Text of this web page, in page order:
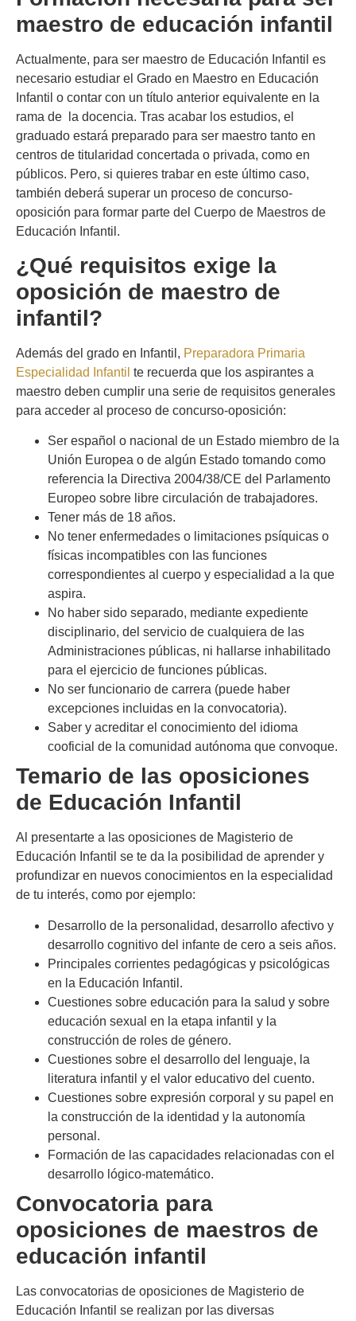
maestro de educación infantil
Actualmente, para ser maestro de Educación Infantil es
necesario estudiar el Grado en Maestro en Educación
Infantil o contar con un título anterior equivalente en la
rama de la docencia. Tras acabar los estudios, el
graduado estará preparado para ser maestro tanto en
centros de titularidad concertada o privada, como en
públicos. Pero, si quieres trabar en este último caso,
también deberá superar un proceso de concurso-
oposición para formar parte del Cuerpo de Maestros de
Educación Infantil.
¿Qué requisitos exige la
oposición de maestro de
infantil?
Además del grado en Infantil, Preparadora Primaria
Especialidad Infantil te recuerda que los aspirantes a
maestro deben cumplir una serie de requisitos generales
para acceder al proceso de concurso-oposición:
Ser español o nacional de un Estado miembro de la
Unión Europea o de algún Estado tomando como
referencia la Directiva 2004/38/CE del Parlamento
Europeo sobre libre circulación de trabajadores.
Tener más de 18 años.
No tener enfermedades o limitaciones psíquicas o
físicas incompatibles con las funciones
correspondientes al cuerpo y especialidad a la que
aspira.
No haber sido separado, mediante expediente
disciplinario, del servicio de cualquiera de las
Administraciones públicas, ni hallarse inhabilitado
para el ejercicio de funciones públicas.
No ser funcionario de carrera (puede haber
excepciones incluidas en la convocatoria).
Saber y acreditar el conocimiento del idioma
cooficial de la comunidad autónoma que convoque.
Temario de las oposiciones
de Educación Infantil
Al presentarte a las oposiciones de Magisterio de
Educación Infantil se te da la posibilidad de aprender y
profundizar en nuevos conocimientos en la especialidad
de tu interés, como por ejemplo:
Desarrollo de la personalidad, desarrollo afectivo y
desarrollo cognitivo del infante de cero a seis años.
Principales corrientes pedagógicas y psicológicas
en la Educación Infantil.
Cuestiones sobre educación para la salud y sobre
educación sexual en la etapa infantil y la
construcción de roles de género.
Cuestiones sobre el desarrollo del lenguaje, la
literatura infantil y el valor educativo del cuento.
Cuestiones sobre expresión corporal y su papel en
la construcción de la identidad y la autonomía
personal.
Formación de las capacidades relacionadas con el
desarrollo lógico-matemático.
Convocatoria para
oposiciones de maestros de
educación infantil
Las convocatorias de oposiciones de Magisterio de
Educación Infantil se realizan por las diversas